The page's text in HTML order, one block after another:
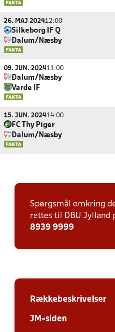
26. MAJ 202412:00
Silkeborg IF Q
Dalum/Næsby
09. JUN. 202411:00
Dalum/Næsby
Varde IF
15. JUN. 202414:00
FC Thy Piger
Dalum/Næsby
Spørgsmål omkring
rettes til DBU Jylland
8939 9999
Rækkebeskrivelser
JM-siden